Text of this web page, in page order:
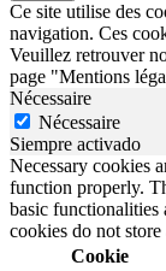
Ce site utilise des
navigation. Ces
Veuillez retrouver
page "Mentions
Nécessaire
Nécessaire
Siempre activado
Necessary cookies
function properly.
basic functionalities
cookies do not
Cookie